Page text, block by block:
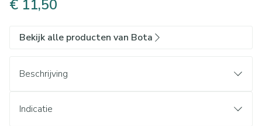
€ 11,50
Bekijk alle producten van Bota
Beschrijving
Indicatie